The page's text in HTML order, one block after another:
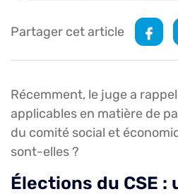
Partager cet article
Récemment, le juge a
applicables en matière de
du comité social et
sont-elles ?
Élections du CSE :